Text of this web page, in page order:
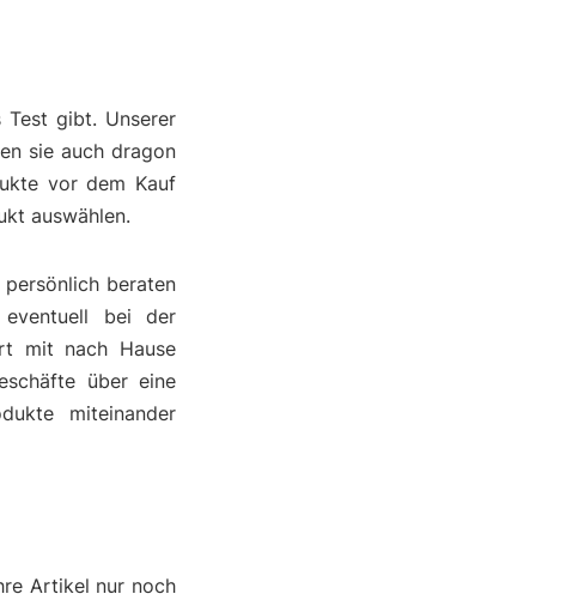
gibt. Unserer
sie auch dragon
vor dem Kauf
auswählen.
beraten
bei der
mit nach Hause
über eine
miteinander
Artikel nur noch